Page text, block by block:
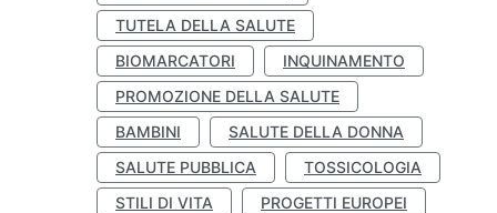
TUTELA DELLA SALUTE
BIOMARCATORI
INQUINAMENTO
PROMOZIONE DELLA SALUTE
BAMBINI
SALUTE DELLA DONNA
SALUTE PUBBLICA
TOSSICOLOGIA
STILI DI VITA
PROGETTI EUROPEI